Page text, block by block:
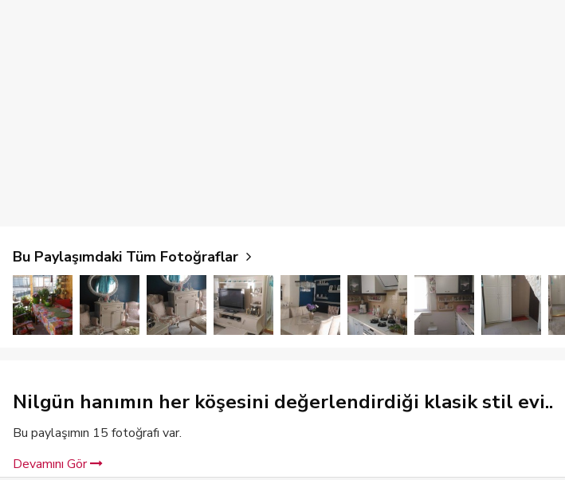
Bu Paylaşımdaki Tüm Fotoğraflar
Nilgün hanımın her köşesini değerlendirdiği klasik stil evi..
Bu paylaşımın 15 fotoğrafı var.
Devamını Gör